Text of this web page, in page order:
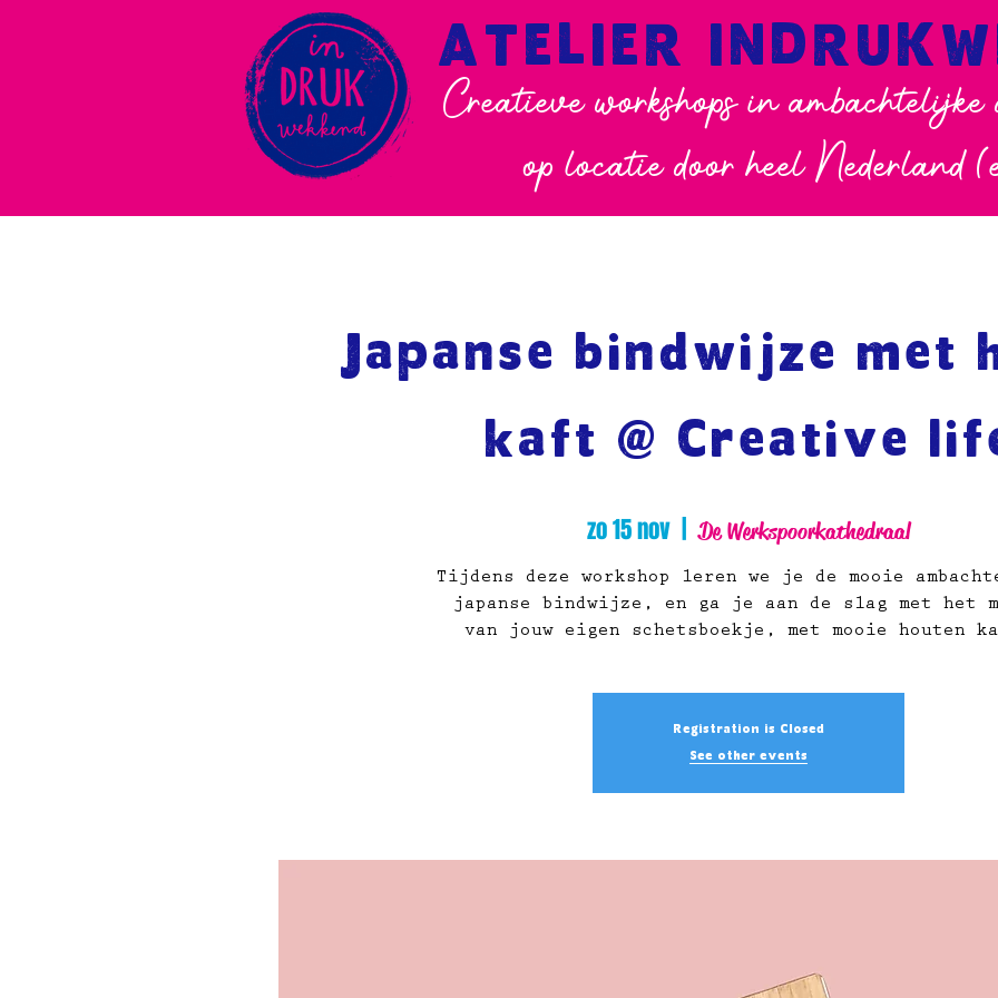
Creatieve workshops in ambachtelijke
op locatie door heel Nederland
ATELIER
Japanse bindwijze met
kaft @ Creative
zo 15 nov
  |
De Werkspoorkathedraal
Tijdens deze workshop leren we je de mooie
japanse bindwijze, en ga je aan de slag met het
van jouw eigen schetsboekje, met mooie houten
Registration is Closed
See other events